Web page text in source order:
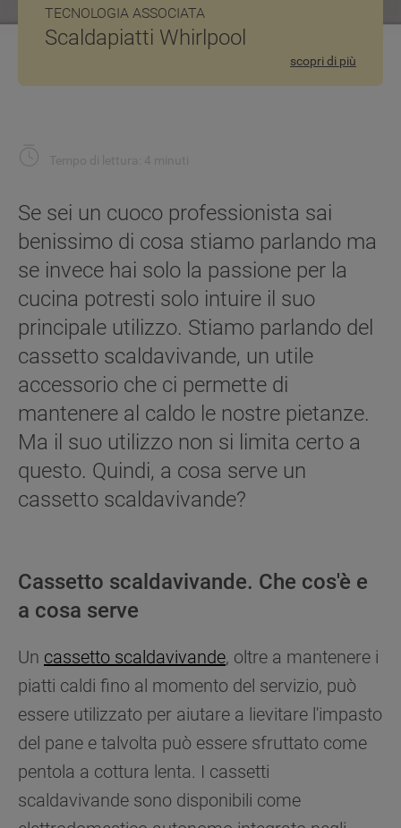
TECNOLOGIA ASSOCIATA
Scaldapiatti Whirlpool
scopri di più
Tempo di lettura: 4 minuti
Se sei un cuoco professionista sai
benissimo di cosa stiamo parlando ma
se invece hai solo la passione per la
cucina potresti solo intuire il suo
principale utilizzo. Stiamo parlando del
cassetto scaldavivande, un utile
accessorio che ci permette di
mantenere al caldo le nostre pietanze.
Ma il suo utilizzo non si limita certo a
questo. Quindi, a cosa serve un
cassetto scaldavivande?
Cassetto scaldavivande. Che cos'è e
a cosa serve
Un cassetto scaldavivande, oltre a mantenere i
piatti caldi fino al momento del servizio, può
essere utilizzato per aiutare a lievitare l'impasto
del pane e talvolta può essere sfruttato come
pentola a cottura lenta. I cassetti
scaldavivande sono disponibili come